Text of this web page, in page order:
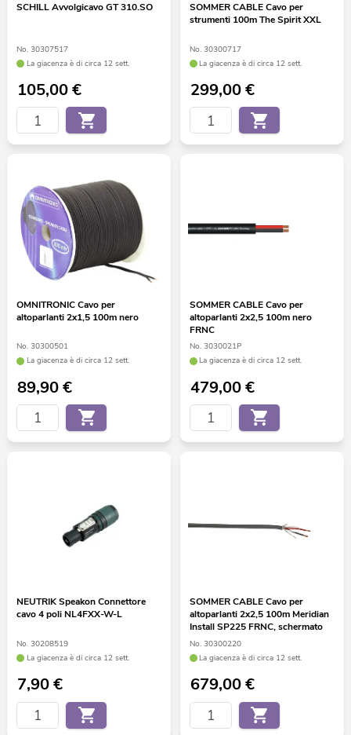
SCHILL Avvolgicavo GT 310.SO
No. 30307517
La giacenza è di circa 12 sett.
105,00€
SOMMER CABLE Cavo per
strumenti 100m The Spirit XXL
No. 30300717
La giacenza è di circa 12 sett.
299,00€
OMNITRONIC Cavo per
altoparlanti 2x1,5 100m nero
No. 30300501
La giacenza è di circa 12 sett.
89,90€
SOMMER CABLE Cavo per
altoparlanti 2x2,5 100m nero
FRNC
No. 3030021P
La giacenza è di circa 12 sett.
479,00€
NEUTRIK Speakon Connettore
cavo 4 poli NL4FXX-W-L
No. 30208519
La giacenza è di circa 12 sett.
7,90€
SOMMER CABLE Cavo per
altoparlanti 2x2,5 100m Meridian
Install SP225 FRNC, schermato
No. 30300220
La giacenza è di circa 12 sett.
679,00€